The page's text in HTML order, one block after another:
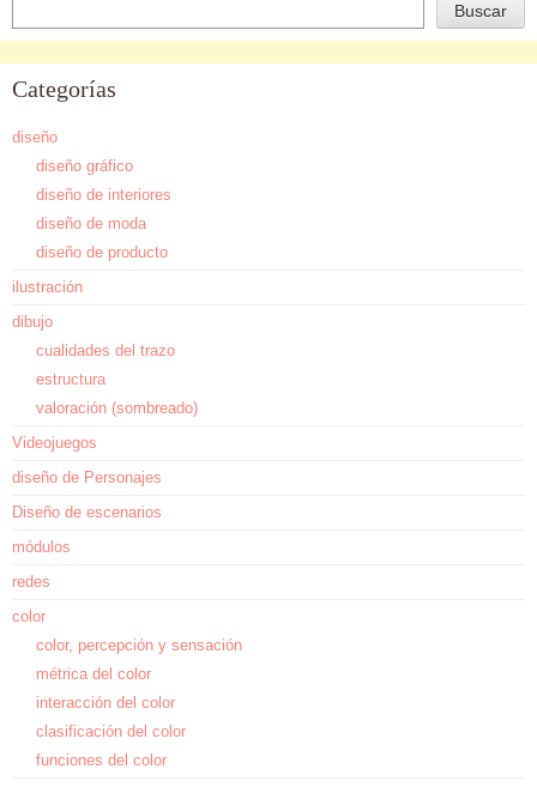
Buscar
Categorías
diseño
diseño gráfico
diseño de interiores
diseño de moda
diseño de producto
ilustración
dibujo
cualidades del trazo
estructura
valoración (sombreado)
Videojuegos
diseño de Personajes
Diseño de escenarios
módulos
redes
color
color, percepción y sensación
métrica del color
interacción del color
clasificación del color
funciones del color